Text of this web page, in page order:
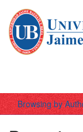
Browsing by